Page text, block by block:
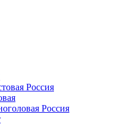
Россия
Россия